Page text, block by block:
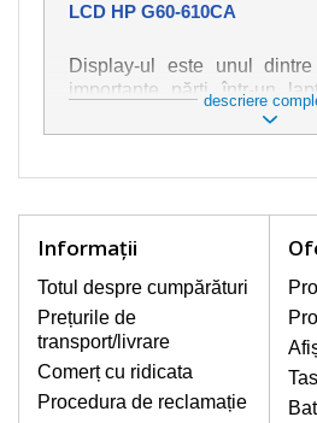
LCD HP G60-610CA
Display-ul este unul
importante părți într-un
încât ne străduim să
schimb de cea mai
ul cu cea mai mare
natură mecanică, cum ar fi
sau crăpat. În plus, dungile
afișajul neiluminat,
intermitentă sau neuniformă
descriere
Informaţii
Totul despre cumpărături
Prețurile de
transport/livrare
Comerț cu ridicata
Procedura de reclamație